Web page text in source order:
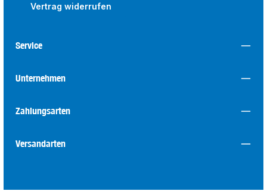
Vertrag widerrufen
Service
Unternehmen
Zahlungsarten
Versandarten